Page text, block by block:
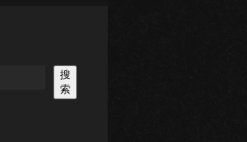
搜
索